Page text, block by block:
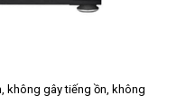
không gây tiếng ồn, không